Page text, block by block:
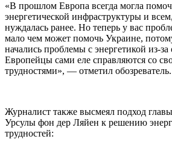
«В прошлом Европа всегда могла
энергетической инфраструктуры и
нуждалась ранее. Но теперь у вас
мало чем может помочь Украине,
начались проблемы с энергетикой из-
Европейцы сами еле справляются со
трудностями», — отметил обозреватель.
Журналист также высмеял подход
Урсулы фон дер Ляйен к решению
трудностей: